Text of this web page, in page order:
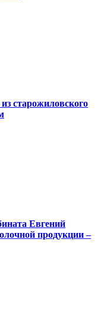
старожиловского
Евгений
продукции –